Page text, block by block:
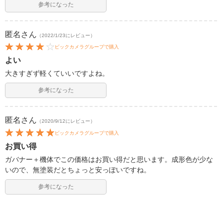
参考になった
匿名 さん （2022/1/23にレビュー）
ビックカメラグループで購入
よい
大きすぎず軽くていいですよね。
参考になった
匿名 さん （2020/9/12にレビュー）
ビックカメラグループで購入
お買い得
ガバナー＋機体でこの価格はお買い得だと思います。成形色が少な
いので、無塗装だとちょっと安っぽいですね。
参考になった